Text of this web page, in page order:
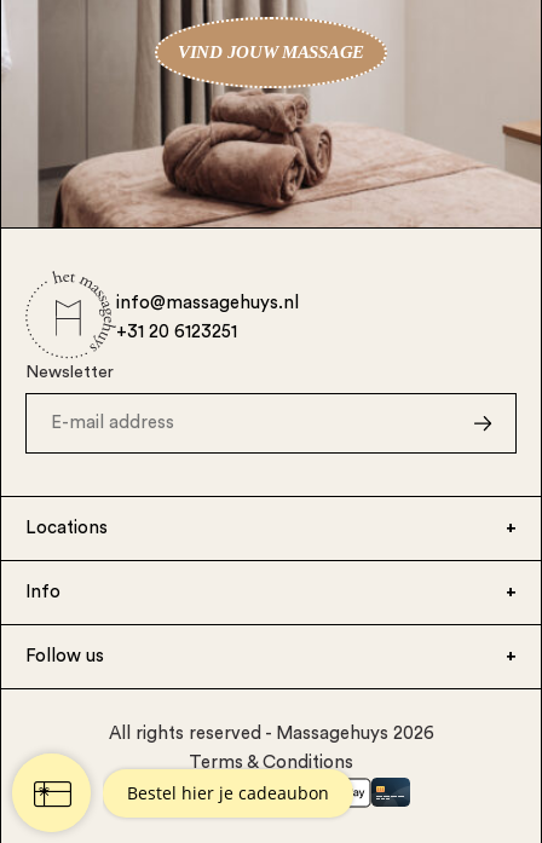
VIND JOUW MASSAGE
info@massagehuys.nl
+31 20 6123251
Newsletter
Locations
Info
Follow us
All rights reserved - Massagehuys 2026
Terms & Conditions
Veilig betalen via: